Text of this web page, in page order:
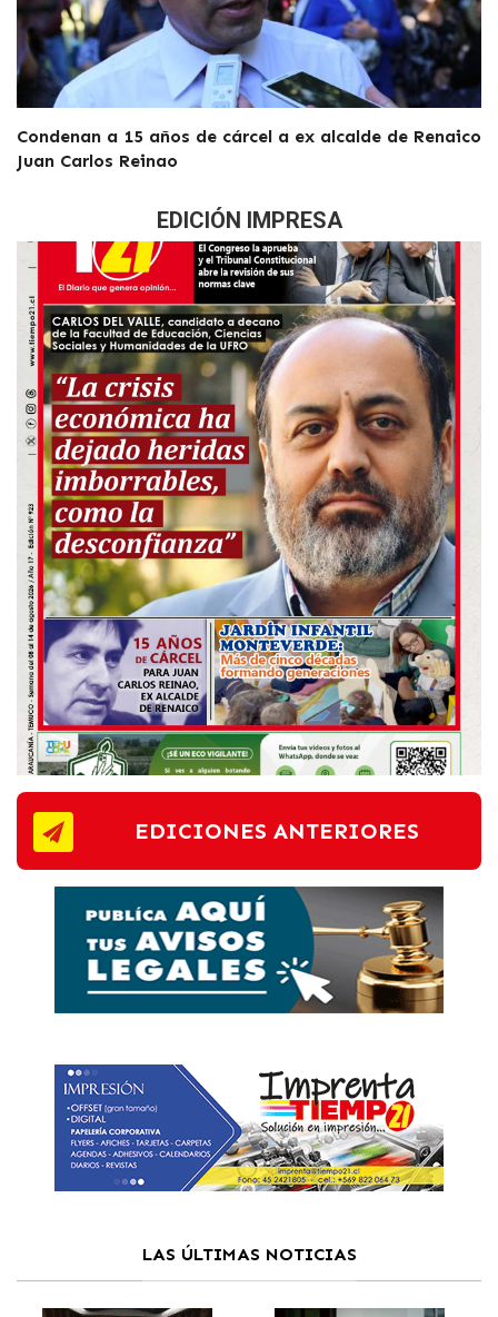
Condenan a 15 años de cárcel a ex alcalde de Renaico
Juan Carlos Reinao
EDICIÓN IMPRESA
EDICIONES ANTERIORES
LAS ÚLTIMAS NOTICIAS